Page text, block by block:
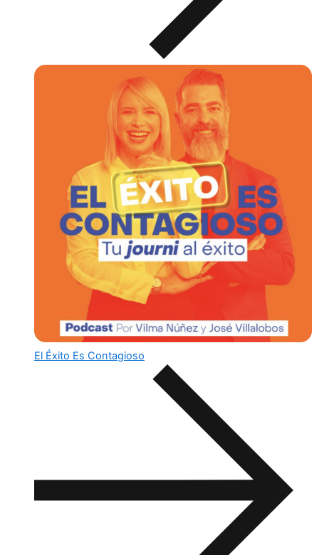
El Éxito Es Contagioso